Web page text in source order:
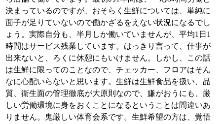
決まっているのですが、おそらく生鮮については、単純に
面子が足りていないので働かざるをえない状況になるでし
ょう。実際自分も、半月しか働いていませんが、平均1日1
時間はサービス残業しています。はっきり言って、仕事が
出来ないと、ろくに休憩にもいけません。しかし、この話
は生鮮に限ってのことなので、チェッカー、フロアはそん
なに心配いらないと思います。生鮮は生鮮食品を扱い、品
質、衛生面の管理徹底が大原則なので、嫌がおうにも、厳
しい労働環境に身をおくことになるということは間違いあ
りません。鬼厳しい体育会系です。生鮮希望の方は、覚悟